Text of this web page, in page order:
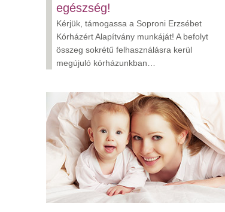
egészség!
Kérjük, támogassa a Soproni Erzsébet
Kórházért Alapítvány munkáját! A befolyt
összeg sokrétű felhasználásra kerül
megújuló kórházunkban…